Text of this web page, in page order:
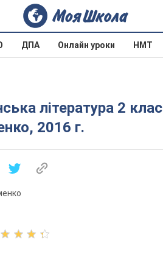
ДПА Онлайн уроки НМТ
література 2 клас
2016 г.